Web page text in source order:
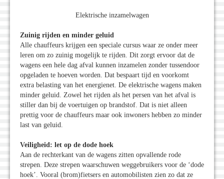
Elektrische inzamelwagen
Zuinig rijden en minder geluid
Alle chauffeurs krijgen een speciale cursus waar ze onder meer
leren om zo zuinig mogelijk te rijden. Dit zorgt ervoor dat de
wagens een hele dag afval kunnen inzamelen zonder tussendoor
opgeladen te hoeven worden. Dat bespaart tijd en voorkomt
extra belasting van het energienet. De elektrische wagens maken
minder geluid. Zowel het rijden als het persen van het afval is
stiller dan bij de voertuigen op brandstof. Dat is niet alleen
prettig voor de chauffeurs maar ook inwoners hebben zo minder
last van geluid.
Veiligheid: let op de dode hoek
Aan de rechterkant van de wagens zitten opvallende rode
strepen. Deze strepen waarschuwen weggebruikers voor de ‘dode
hoek’. Vooral (brom)fietsers en automobilisten zien zo dat ze